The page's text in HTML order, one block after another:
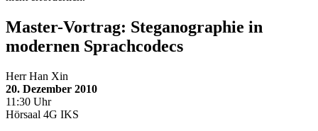
Master-Vortrag: Steganographie in
modernen Sprachcodecs
Herr Han Xin
20. Dezember 2010
11:30 Uhr
Hörsaal 4G IKS